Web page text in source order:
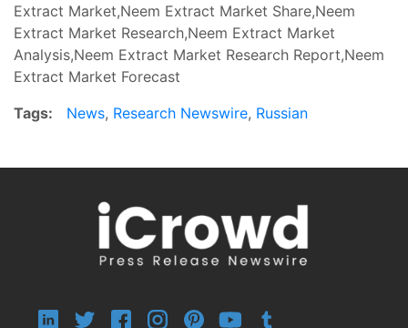
Extract Market,Neem Extract Market Share,Neem
Extract Market Research,Neem Extract Market
Analysis,Neem Extract Market Research Report,Neem
Extract Market Forecast
Tags:
News, Research Newswire, Russian